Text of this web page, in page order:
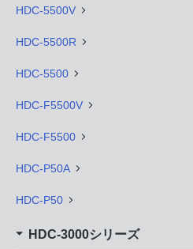
HDC-5500V
HDC-5500R
HDC-5500
HDC-F5500V
HDC-F5500
HDC-P50A
HDC-P50
HDC-3000シリーズ